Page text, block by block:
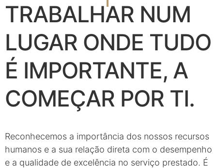
TRABALHAR NUM
LUGAR ONDE TUDO
É IMPORTANTE, A
COMEÇAR POR TI.
Reconhecemos a importância dos nossos recursos
humanos e a sua relação direta com o desempenho
e a qualidade de excelência no serviço prestado. É